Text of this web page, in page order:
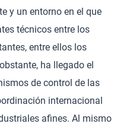
y un entorno en el que
técnicos entre los
entre ellos los
ha llegado el
de control de las
internacional
afines. Al mismo